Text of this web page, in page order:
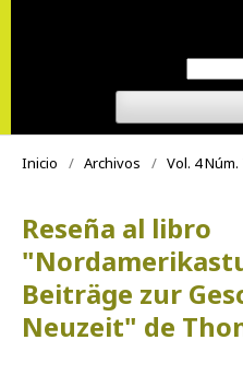
Inicio / Archivos / Vol. 4
Reseña al libro
Beiträge zur
Neuzeit" de